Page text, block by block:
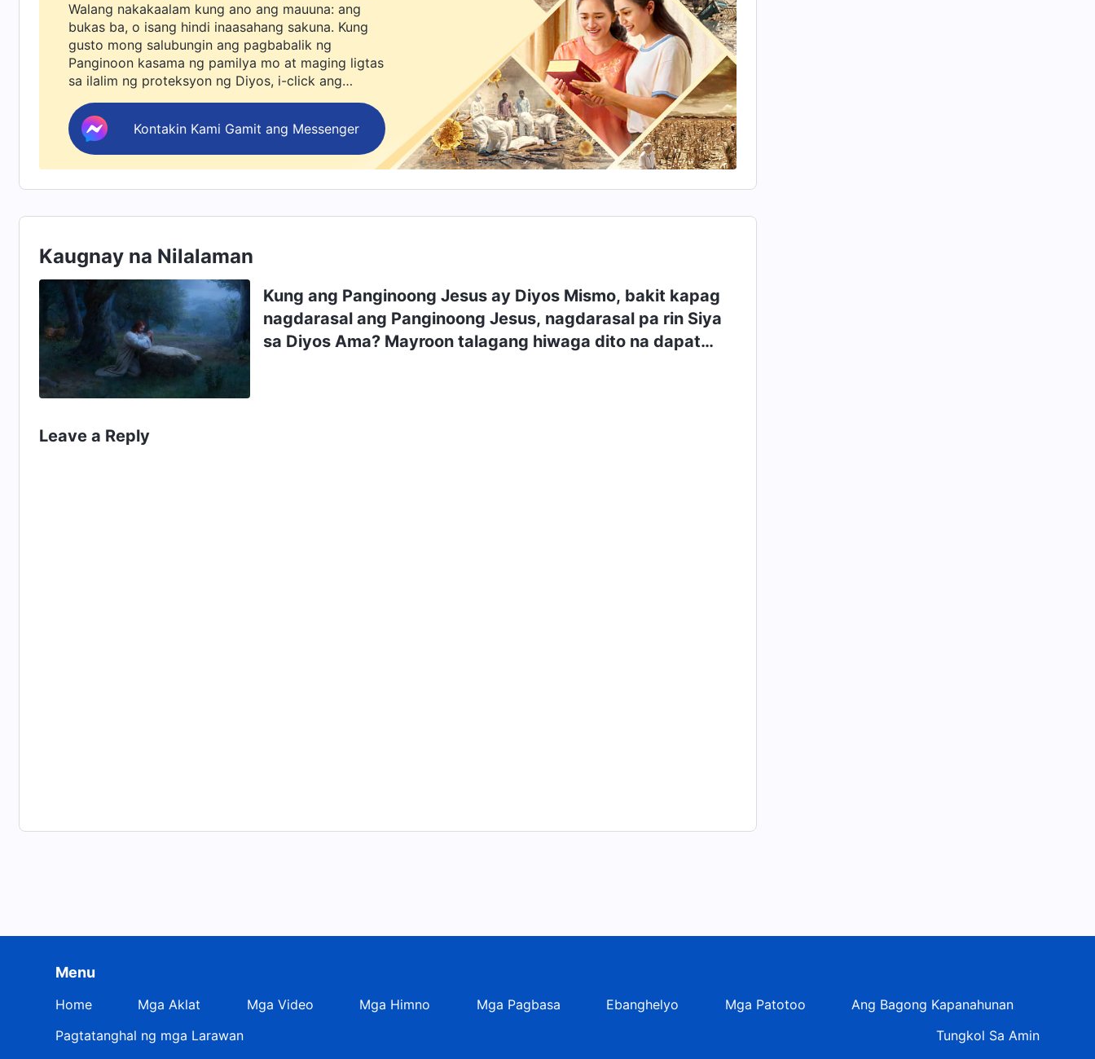
Walang nakakaalam kung ano ang mauuna: ang
bukas ba, o isang hindi inaasahang sakuna. Kung
gusto mong salubungin ang pagbabalik ng
Panginoon kasama ng pamilya mo at maging ligtas
sa ilalim ng proteksyon ng Diyos, i-click ang
WhatsApp para sumali sa aming study group.
Huwag mo na itong ipagpabukas.
Kontakin Kami Gamit ang Messenger
Kaugnay na Nilalaman
Kung ang Panginoong Jesus ay Diyos Mismo, bakit kapag
nagdarasal ang Panginoong Jesus, nagdarasal pa rin Siya
sa Diyos Ama? Mayroon talagang hiwaga dito na dapat
Leave a Reply
Menu
Home Mga Aklat Mga Video Mga Himno Mga Pagbasa Ebanghelyo Mga Patotoo
Ang Bagong Kapanahunan
Pagtatanghal ng mga Larawan
Tungkol Sa Amin